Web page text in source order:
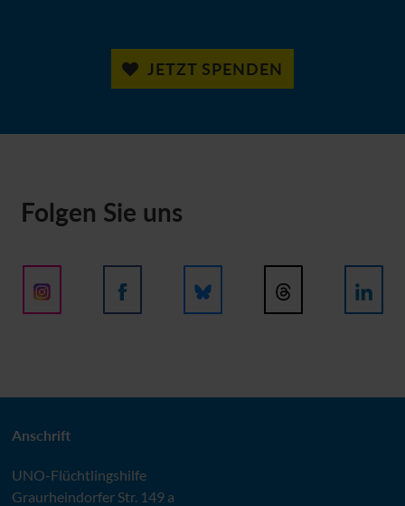
JETZT SPENDEN
Folgen Sie uns
Anschrift
UNO-Flüchtlingshilfe
Graurheindorfer Str. 149 a